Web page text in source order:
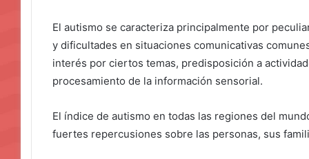
El autismo se caracteriza principalmente por
y dificultades en situaciones comunicativas
interés por ciertos temas, predisposición a
procesamiento de la información sensorial.
El índice de autismo en todas las regiones del
fuertes repercusiones sobre las personas, sus